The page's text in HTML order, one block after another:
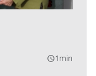
query_builder1min